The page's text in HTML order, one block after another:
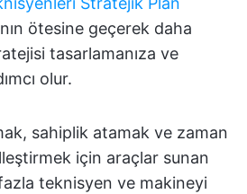
ötesine geçerek daha
tasarlamanıza ve
olur.
sahiplik atamak ve zaman
için araçlar sunan
teknisyen ve makineyi